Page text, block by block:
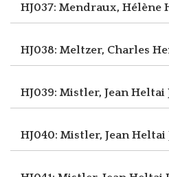
HJ037: Mendraux, Hélène
HJ038: Meltzer, Charles
HJ039: Mistler, JeanHeltai
HJ040: Mistler, JeanHeltai